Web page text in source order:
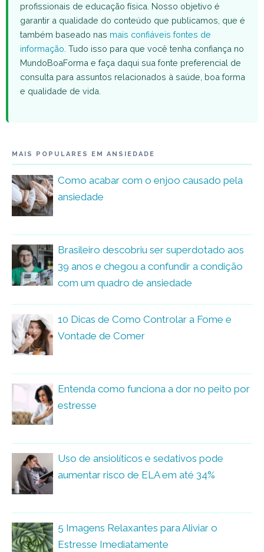
profissionais de educação física. Nosso objetivo é
garantir a qualidade do conteúdo que publicamos, que é
também baseado nas mais confiáveis fontes de
informação . Tudo isso para que você tenha confiança no
MundoBoaForma e faça daqui sua fonte preferencial de
consulta para assuntos relacionados à saúde, boa forma
e qualidade de vida.
MAIS POPULARES EM ANSIEDADE
Como acabar com o enjoo causado pela
ansiedade
Brasileiro descobriu ser superdotado aos
39 anos e chegou a confundir a condição
com um quadro de ansiedade
10 Dicas de Como Controlar a Fome e
Vontade de Comer
Entenda como funciona a dor no peito por
estresse
Uso de ansiolíticos e sedativos pode
aumentar risco de ELA em até 34%
5 Imagens Relaxantes para Aliviar o
Estresse Imediatamente